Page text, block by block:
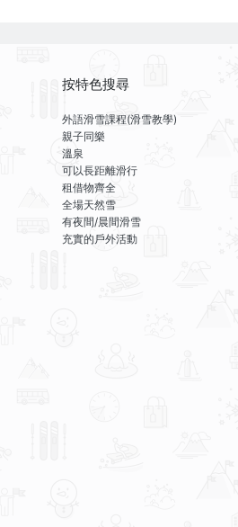
按特色搜尋
外語滑雪課程(滑雪教學)
親子同樂
溫泉
可以長距離滑行
租借物齊全
全場天然雪
有夜間/晨間滑雪
充實的戶外活動